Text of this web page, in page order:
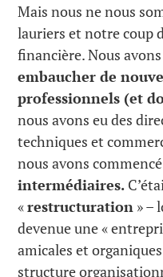
Mais nous ne nous
lauriers et notre coup
financière. Nous
embaucher de
professionnels (et
nous avons eu des
techniques et
nous avons
intermédiaires.
«restructuration » –
devenue une «
amicales et
structure